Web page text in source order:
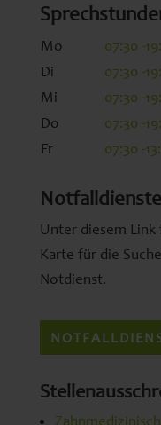
Mo
07:30 -
Di
07:30 -
Mi
07:30 -
Do
07:30 -
Fr
07:30 -
Unter diesem
Karte für die
Notdienst.